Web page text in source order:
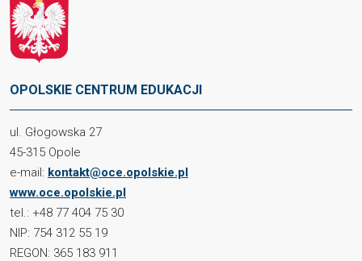
OPOLSKIE CENTRUM EDUKACJI
ul. Głogowska 27
45-315 Opole
e-mail: kontakt@oce.opolskie.pl
www.oce.opolskie.pl
tel.: +48 77 404 75 30
NIP: 754 312 55 19
REGON: 365 183 911